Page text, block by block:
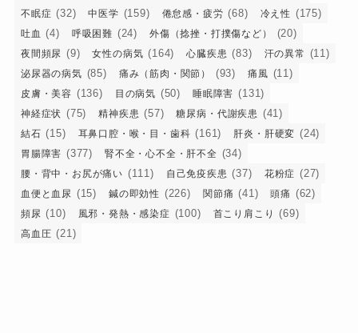
不眠症 (32) 中医学 (159) 倦怠感・疲労 (68) 冷え性 (175)
吐血 (4) 呼吸困難 (24) 外傷（捻挫・打撲傷など） (20)
夜間頻尿 (9) 女性の病気 (164) 心臓疾患 (83) 汗の異常 (11)
泌尿器の病気 (85) 痛み（筋肉・関節） (93) 痛風 (11)
皮膚・美容 (136) 目の病気 (50) 睡眠障害 (131)
神経症状 (75) 精神疾患 (57) 糖尿病・代謝疾患 (41)
結石 (15) 耳鼻口腔・喉・目・歯科 (161) 肝炎・肝硬変 (24)
胃腸障害 (377) 腎不全・心不全・肝不全 (34)
腰・背中・お尻が痛い (111) 自己免疫疾患 (37) 花粉症 (27)
血便と血尿 (15) 鍼の即効性 (226) 関節痛 (41) 頭痛 (62)
頻尿 (10) 風邪・発熱・感染症 (100) 首こり肩こり (69)
高血圧 (21)